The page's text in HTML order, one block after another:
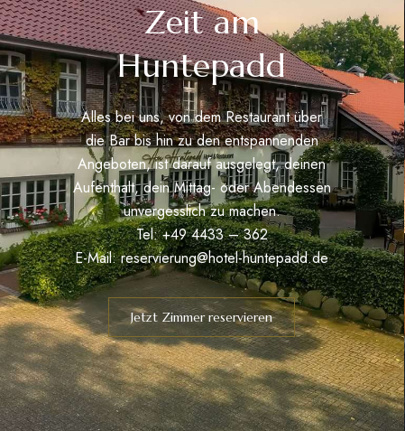
Zeit am
Huntepadd
Alles bei uns, von dem Restaurant über
die Bar bis hin zu den entspannenden
Angeboten, ist darauf ausgelegt, deinen
Aufenthalt, dein Mittag- oder Abendessen
unvergesslich zu machen.
Tel: +49 4433 – 362
E-Mail:reservierung@hotel-huntepadd.de
Jetzt Zimmer reservieren